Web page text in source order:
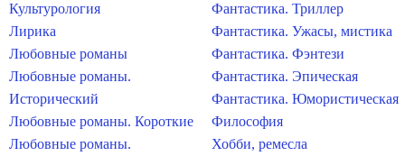
Культурология
Лирика
Любовные романы
Любовные романы.
Исторический
Любовные романы. Короткие
Любовные романы.
Фантастика. Триллер
Фантастика. Ужасы, мистика
Фантастика. Фэнтези
Фантастика. Эпическая
Фантастика. Юмористическая
Философия
Хобби, ремесла